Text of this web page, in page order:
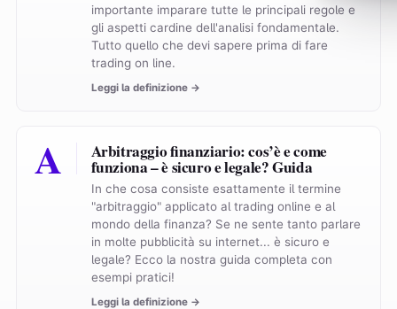
importante imparare tutte le principali regole e
gli aspetti cardine dell'analisi fondamentale.
Tutto quello che devi sapere prima di fare
trading on line.
Leggi la definizione →
A Arbitraggio finanziario: cos’è e come
funziona – è sicuro e legale? Guida
In che cosa consiste esattamente il termine
"arbitraggio" applicato al trading online e al
mondo della finanza? Se ne sente tanto parlare
in molte pubblicità su internet... è sicuro e
legale? Ecco la nostra guida completa con
esempi pratici!
Leggi la definizione →